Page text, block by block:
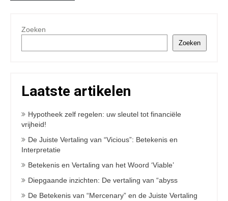
Zoeken
Zoeken
Laatste artikelen
Hypotheek zelf regelen: uw sleutel tot financiële
vrijheid!
De Juiste Vertaling van “Vicious”: Betekenis en
Interpretatie
Betekenis en Vertaling van het Woord ‘Viable’
Diepgaande inzichten: De vertaling van “abyss
De Betekenis van “Mercenary” en de Juiste Vertaling